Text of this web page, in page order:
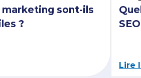
marketing sont-ils
?
Lire